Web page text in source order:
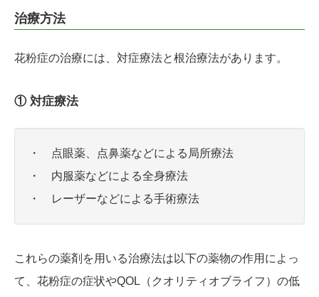
治療方法
花粉症の治療には、対症療法と根治療法があります。
① 対症療法
・ 点眼薬、点鼻薬などによる局所療法
・ 内服薬などによる全身療法
・ レーザーなどによる手術療法
これらの薬剤を用いる治療法は以下の薬物の作用によっ
て、花粉症の症状やQOL（クオリティオブライフ）の低